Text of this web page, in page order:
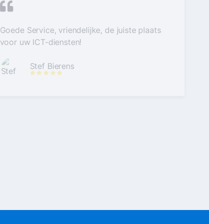
Goede Service, vriendelijke, de juiste plaats
voor uw ICT-diensten!
Stef Bierens